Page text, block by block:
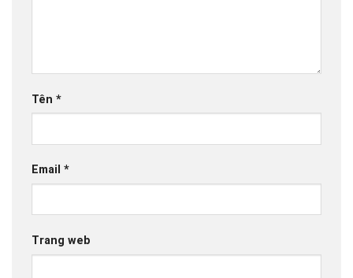
Tên *
Email *
Trang web